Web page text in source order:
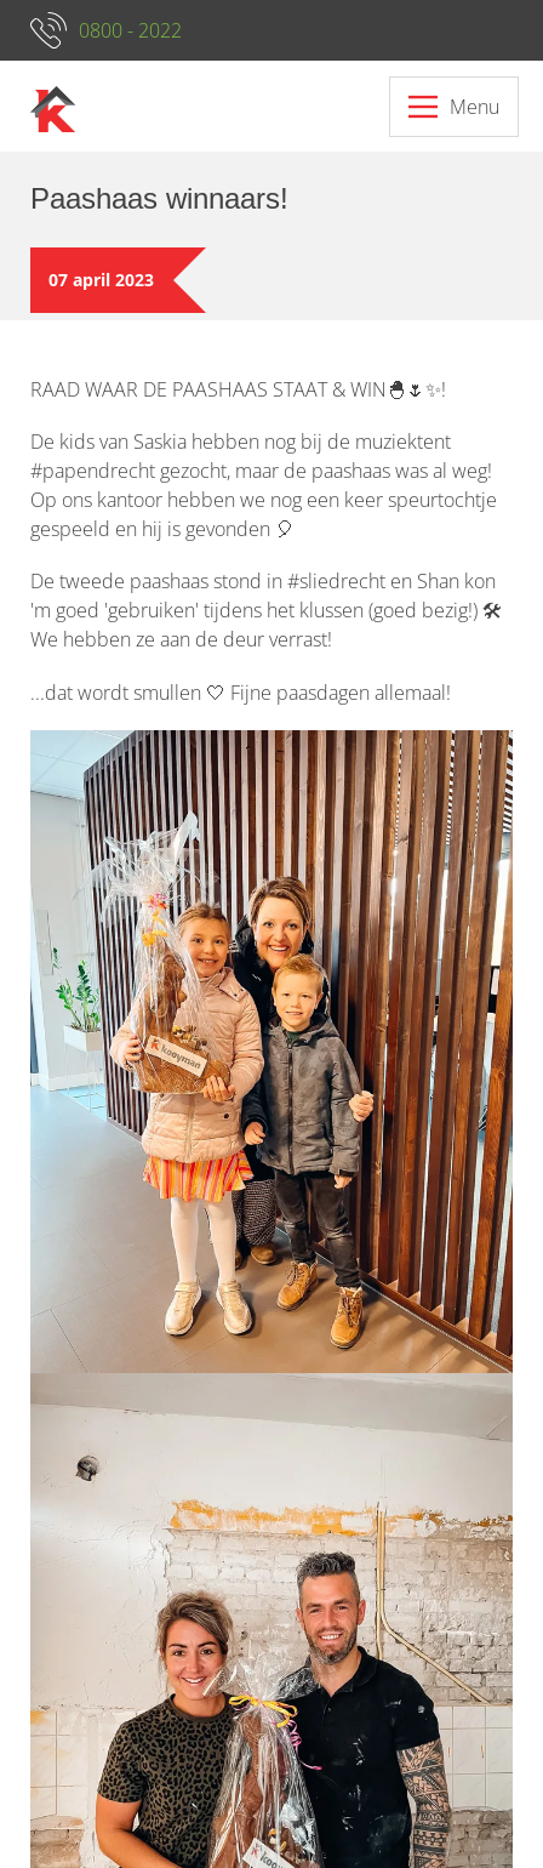
0800 - 2022
Menu
Paashaas winnaars!
07 april 2023
RAAD WAAR DE PAASHAAS STAAT & WIN🐣🌷✨!
De kids van Saskia hebben nog bij de muziektent
#papendrecht gezocht, maar de paashaas was al weg!
Op ons kantoor hebben we nog een keer speurtochtje
gespeeld en hij is gevonden 🎈
De tweede paashaas stond in #sliedrecht en Shan kon
'm goed 'gebruiken' tijdens het klussen (goed bezig!) 🛠
We hebben ze aan de deur verrast!
...dat wordt smullen 🤍 Fijne paasdagen allemaal!